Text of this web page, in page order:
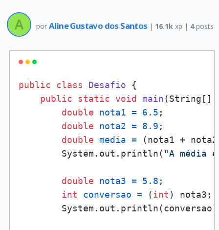
por Aline Gustavo dos Santos | 16.1k xp | 4posts
public class Desafio {
public
static void main(String[]
double
nota1 = 6.5 ;
double
nota2 = 8.9 ;
double
media = (nota1 +
        System.out.println(
"A média
double nota3 = 5.8 ;
int
conversao = (int ) nota3;